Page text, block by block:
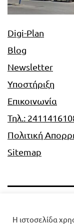
Digi-Plan
Blog
Newsletter
Υποστήριξη
Επικοινωνία
Τηλ.:
Πολιτική
Sitemap
Η ιστοσελίδα